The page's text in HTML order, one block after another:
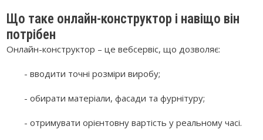
Що таке онлайн-конструктор і навіщо він
потрібен
Онлайн-конструктор – це вебсервіс, що дозволяє:
- вводити точні розміри виробу;
- обирати матеріали, фасади та фурнітуру;
- отримувати орієнтовну вартість у реальному часі.